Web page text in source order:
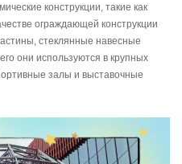
конструкции, такие как
ограждающей конструкции
стеклянные навесные
они используются в крупных
залы и выставочные